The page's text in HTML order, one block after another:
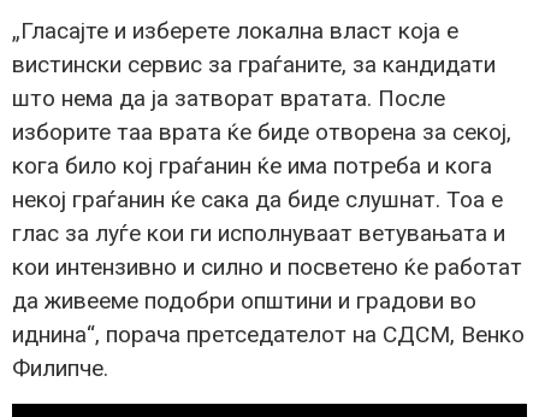
„Гласајте и изберете локална власт која е
вистински сервис за граѓаните, за кандидати
што нема да ја затворат вратата. После
изборите таа врата ќе биде отворена за секој,
кога било кој граѓанин ќе има потреба и кога
некој граѓанин ќе сака да биде слушнат. Тоа е
глас за луѓе кои ги исполнуваат ветувањата и
кои интензивно и силно и посветено ќе работат
да живееме подобри општини и градови во
иднина“, порача претседателот на СДСМ, Венко
Филипче.